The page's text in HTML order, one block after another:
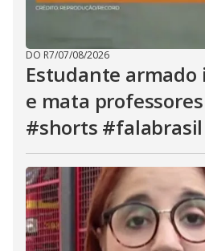
DO R7/07/08/2026
Estudante armado
e mata
#shorts #falabrasil